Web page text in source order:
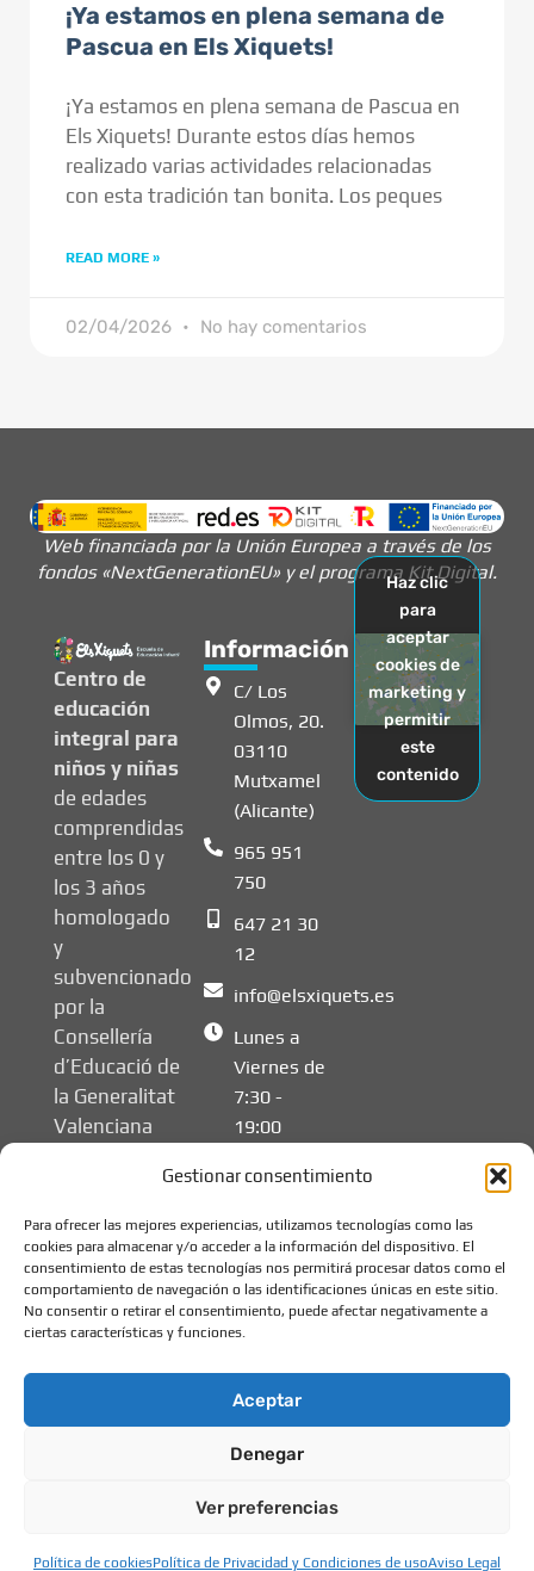
Gestionar consentimiento
Para ofrecer las mejores experiencias, utilizamos tecnologías como las
cookies para almacenar y/o acceder a la información del dispositivo. El
consentimiento de estas tecnologías nos permitirá procesar datos como el
comportamiento de navegación o las identificaciones únicas en este sitio.
No consentir o retirar el consentimiento, puede afectar negativamente a
ciertas características y funciones.
Aceptar
Denegar
Ver preferencias
Política de cookiesPolítica de Privacidad y Condiciones de usoAviso Legal
¡Ya estamos en plena semana de
Pascua en Els Xiquets!
¡Ya estamos en plena semana de Pascua en
Els Xiquets! Durante estos días hemos
realizado varias actividades relacionadas
con esta tradición tan bonita. Los peques
READ MORE »
02/04/2026 No hay comentarios
Web financiada por la Unión Europea a través de los
fondos «NextGenerationEU» y el programa Kit Digital.
Centro de
educación
integral para
niños y niñas
de edades
comprendidas
entre los 0 y
los 3 años
homologado
y
subvencionado
por la
Consellería
d’Educació de
la Generalitat
Valenciana
Información
C/ Los
Olmos, 20.
03110
Mutxamel
(Alicante)
965 951
750
647 21 30
12
info@elsxiquets.es
Lunes a
Viernes de
7:30 -
19:00
Haz clic
para
aceptar
cookies de
marketing y
permitir
este
contenido
© 2026 Els Xiquets -
Política de cookies